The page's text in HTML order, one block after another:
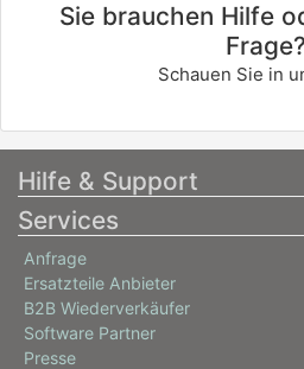
Sie brauchen Hilfe
Frage?
Schauen Sie in
Hilfe & Support
Services
Anfrage
Ersatzteile Anbieter
B2B Wiederverkäufer
Software Partner
Presse